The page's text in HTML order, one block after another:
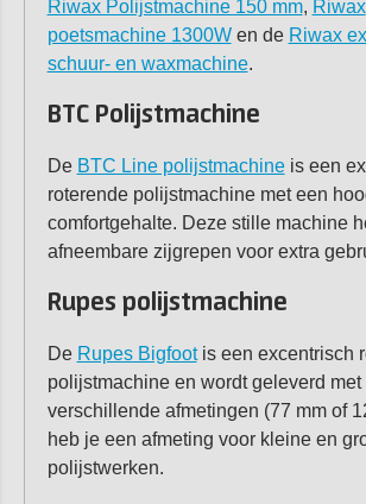
Riwax Polijstmachine 150 mm, Riwax
poetsmachine 1300Wen de Riwax
schuur- en waxmachine.
BTC Polijstmachine
De BTC Line polijstmachineis een
roterende polijstmachine met een
comfortgehalte. Deze stille machine
afneembare zijgrepen voor extra
Rupes polijstmachine
De Rupes Bigfootis een excentrisch
polijstmachine en wordt geleverd
verschillende afmetingen (77 mm of
heb je een afmeting voor kleine en
polijstwerken.